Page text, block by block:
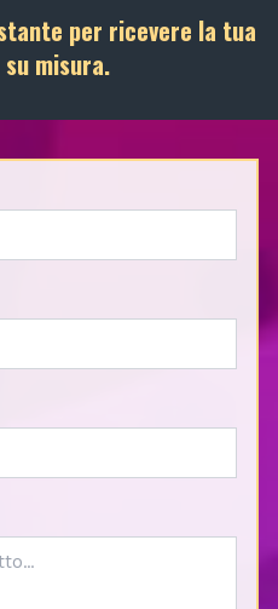
per ricevere la tua
misura.